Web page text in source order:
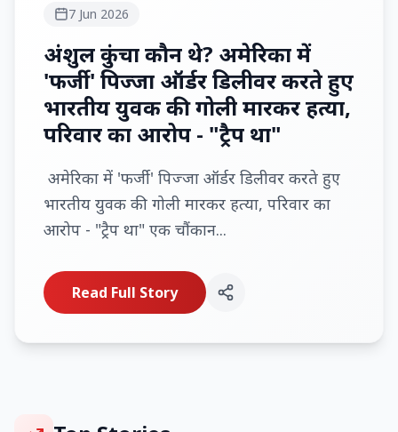
7 Jun 2026
अंशुल कुंचा कौन थे? अमेरिका में
'फर्जी' पिज्जा ऑर्डर डिलीवर करते हुए
भारतीय युवक की गोली मारकर हत्या,
परिवार का आरोप - "ट्रैप था"
अमेरिका में 'फर्जी' पिज्जा ऑर्डर डिलीवर करते हुए
भारतीय युवक की गोली मारकर हत्या, परिवार का
आरोप - "ट्रैप था" एक चौंकान...
Read Full Story